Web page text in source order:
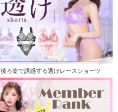
後ろ姿で誘惑する透けレースショーツ